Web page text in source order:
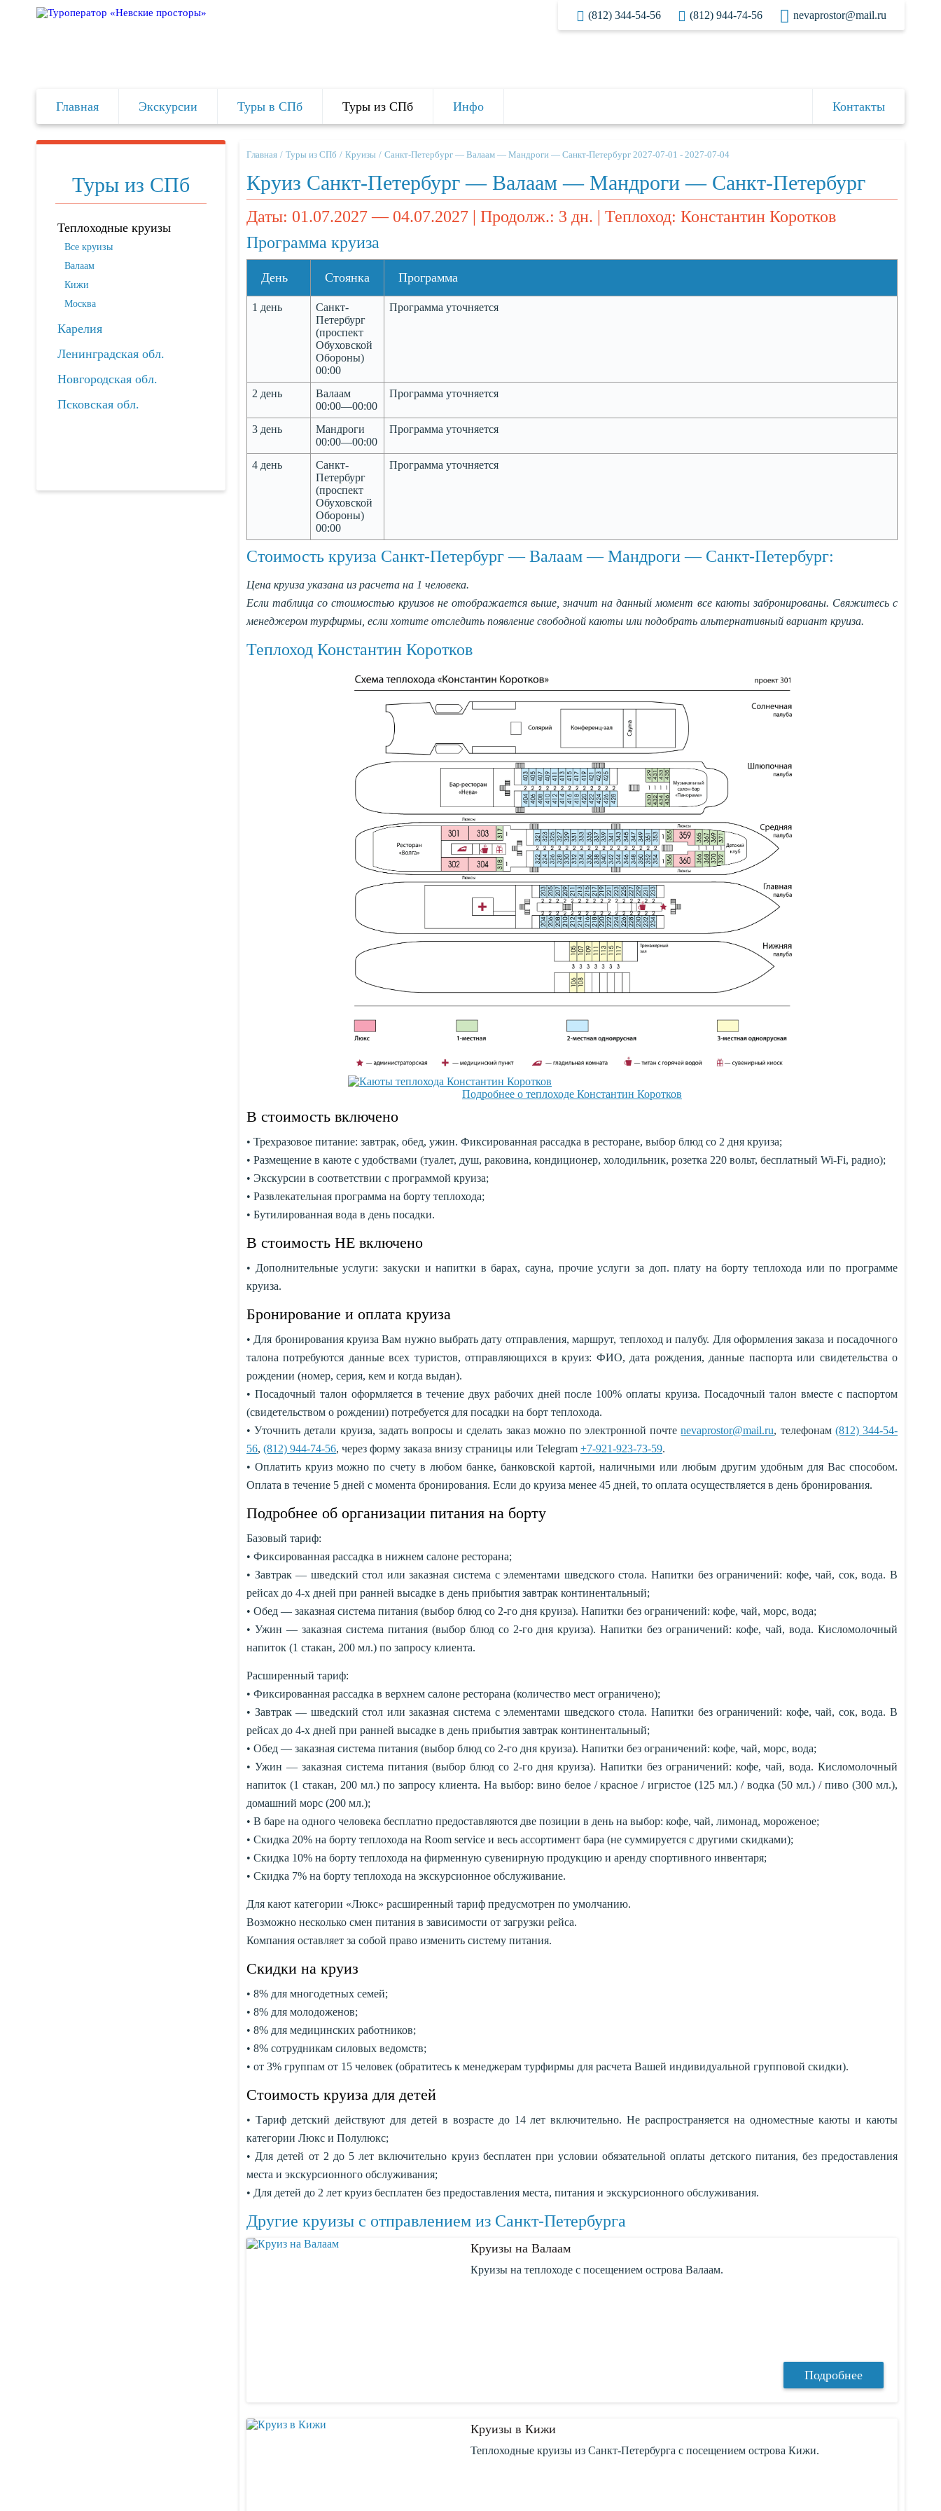
(812) 344-54-56 (812) 944-74-56 nevaprostor@mail.ru
Главная Экскурсии Туры в СПб Туры из СПб Инфо Контакты
Туры из СПб
Теплоходные круизы
Все круизы
Валаам
Кижи
Москва
Карелия
Ленинградская обл.
Новгородская обл.
Псковская обл.
Главная Туры из СПб Круизы Санкт-Петербург — Валаам — Мандроги — Санкт-Петербург 2027-07-01 - 2027-07-04
Круиз Санкт-Петербург — Валаам — Мандроги — Санкт-Петербург
Даты: 01.07.2027 — 04.07.2027 | Продолж.: 3 дн. | Теплоход: Константин Коротков
Программа круиза
День Стоянка Программа
1 день
Санкт-
Петербург
(проспект
Обуховской
Обороны)
00:00
Программа уточняется
2 день
Валаам
00:00—00:00
Программа уточняется
3 день
Мандроги
00:00—00:00
Программа уточняется
4 день
Санкт-
Петербург
(проспект
Обуховской
Обороны)
00:00
Программа уточняется
Стоимость круиза Санкт-Петербург — Валаам — Мандроги — Санкт-Петербург:
Цена круиза указана из расчета на 1 человека.
Если таблица со стоимостью круизов не отображается выше, значит на данный момент все каюты забронированы. Свяжитесь с
менеджером турфирмы, если хотите отследить появление свободной каюты или подобрать альтернативный вариант круиза.
Теплоход Константин Коротков
Подробнее о теплоходе Константин Коротков
В стоимость включено
• Трехразовое питание: завтрак, обед, ужин. Фиксированная рассадка в ресторане, выбор блюд со 2 дня круиза;
• Размещение в каюте с удобствами (туалет, душ, раковина, кондиционер, холодильник, розетка 220 вольт, бесплатный Wi-Fi, радио);
• Экскурсии в соответствии с программой круиза;
• Развлекательная программа на борту теплохода;
• Бутилированная вода в день посадки.
В стоимость НЕ включено
• Дополнительные услуги: закуски и напитки в барах, сауна, прочие услуги за доп. плату на борту теплохода или по программе
круиза.
Бронирование и оплата круиза
• Для бронирования круиза Вам нужно выбрать дату отправления, маршрут, теплоход и палубу. Для оформления заказа и посадочного
талона потребуются данные всех туристов, отправляющихся в круиз: ФИО, дата рождения, данные паспорта или свидетельства о
рождении (номер, серия, кем и когда выдан).
• Посадочный талон оформляется в течение двух рабочих дней после 100% оплаты круиза. Посадочный талон вместе с паспортом
(свидетельством о рождении) потребуется для посадки на борт теплохода.
• Уточнить детали круиза, задать вопросы и сделать заказ можно по электронной почтеnevaprostor@mail.ru, телефонам (812) 344-54-
56, (812) 944-74-56, через форму заказа внизу страницы или Telegram +7-921-923-73-59.
• Оплатить круиз можно по счету в любом банке, банковской картой, наличными или любым другим удобным для Вас способом.
Оплата в течение 5 дней с момента бронирования. Если до круиза менее 45 дней, то оплата осуществляется в день бронирования.
Подробнее об организации питания на борту
Базовый тариф:
• Фиксированная рассадка в нижнем салоне ресторана;
• Завтрак — шведский стол или заказная система с элементами шведского стола. Напитки без ограничений: кофе, чай, сок, вода. В
рейсах до 4-х дней при ранней высадке в день прибытия завтрак континентальный;
• Обед — заказная система питания (выбор блюд со 2-го дня круиза). Напитки без ограничений: кофе, чай, морс, вода;
• Ужин — заказная система питания (выбор блюд со 2-го дня круиза). Напитки без ограничений: кофе, чай, вода. Кисломолочный
напиток (1 стакан, 200 мл.) по запросу клиента.
Расширенный тариф:
• Фиксированная рассадка в верхнем салоне ресторана (количество мест ограничено);
• Завтрак — шведский стол или заказная система с элементами шведского стола. Напитки без ограничений: кофе, чай, сок, вода. В
рейсах до 4-х дней при ранней высадке в день прибытия завтрак континентальный;
• Обед — заказная система питания (выбор блюд со 2-го дня круиза). Напитки без ограничений: кофе, чай, морс, вода;
• Ужин — заказная система питания (выбор блюд со 2-го дня круиза). Напитки без ограничений: кофе, чай, вода. Кисломолочный
напиток (1 стакан, 200 мл.) по запросу клиента. На выбор: вино белое / красное / игристое (125 мл.) / водка (50 мл.) / пиво (300 мл.),
домашний морс (200 мл.);
• В баре на одного человека бесплатно предоставляются две позиции в день на выбор: кофе, чай, лимонад, мороженое;
• Скидка 20% на борту теплохода на Room service и весь ассортимент бара (не суммируется с другими скидками);
• Скидка 10% на борту теплохода на фирменную сувенирную продукцию и аренду спортивного инвентаря;
• Скидка 7% на борту теплохода на экскурсионное обслуживание.
Для кают категории «Люкс» расширенный тариф предусмотрен по умолчанию.
Возможно несколько смен питания в зависимости от загрузки рейса.
Компания оставляет за собой право изменить систему питания.
Скидки на круиз
• 8% для многодетных семей;
• 8% для молодоженов;
• 8% для медицинских работников;
• 8% сотрудникам силовых ведомств;
• от 3% группам от 15 человек (обратитесь к менеджерам турфирмы для расчета Вашей индивидуальной групповой скидки).
Стоимость круиза для детей
• Тариф детский действуют для детей в возрасте до 14 лет включительно. Не распространяется на одноместные каюты и каюты
категории Люкс и Полулюкс;
• Для детей от 2 до 5 лет включительно круиз бесплатен при условии обязательной оплаты детского питания, без предоставления
места и экскурсионного обслуживания;
• Для детей до 2 лет круиз бесплатен без предоставления места, питания и экскурсионного обслуживания.
Другие круизы с отправлением из Санкт-Петербурга
Круизы на Валаам
Круизы на теплоходе с посещением острова Валаам.
Подробнее
Круизы в Кижи
Теплоходные круизы из Санкт-Петербурга с посещением острова Кижи.